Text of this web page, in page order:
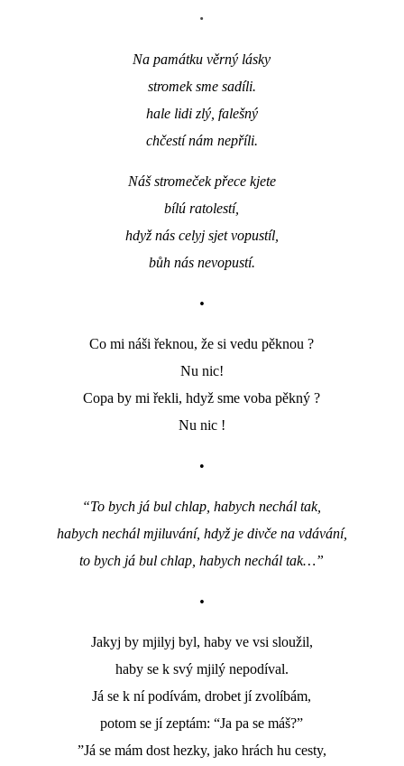
•
Na památku věrný lásky
stromek sme sadíli.
hale lidi zlý, falešný
chčestí nám nepříli.
Náš stromeček přece kjete
bílú ratolestí,
hdyž nás celyj sjet vopustíl,
bůh nás nevopustí.
•
Co mi náši řeknou, že si vedu pěknou ?
Nu nic!
Сора by mi řekli, hdyž sme voba pěkný ?
Nu nic !
•
“To bych já bul chlap, habych nechál tak,
habych nechál mjiluvání, hdyž je divče na vdávání,
to bych já bul chlap, habych nechál tak…”
•
Jakyj by mjilyj byl, haby ve vsi sloužil,
haby se k svý mjilý nepodíval.
Já se k ní podívám, drobet jí zvolíbám,
potom se jí zeptám: “Ja pa se máš?”
”Já se mám dost hezky, jako hrách hu cesty,